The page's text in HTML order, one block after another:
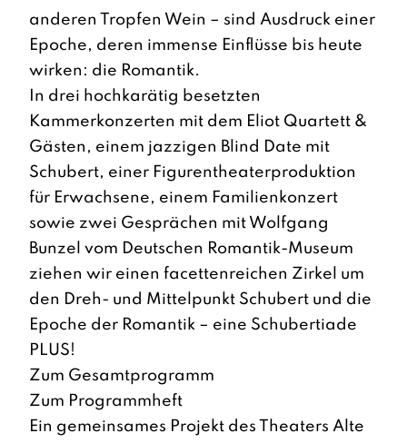
anderen Tropfen Wein – sind Ausdruck einer
Epoche, deren immense Einflüsse bis heute
wirken: die Romantik.
In drei hochkarätig besetzten
Kammerkonzerten mit dem Eliot Quartett &
Gästen, einem jazzigen Blind Date mit
Schubert, einer Figurentheaterproduktion
für Erwachsene, einem Familienkonzert
sowie zwei Gesprächen mit Wolfgang
Bunzel vom Deutschen Romantik-Museum
ziehen wir einen facettenreichen Zirkel um
den Dreh- und Mittelpunkt Schubert und die
Epoche der Romantik – eine Schubertiade
PLUS!
Zum Gesamtprogramm
Zum Programmheft
Ein gemeinsames Projekt des Theaters Alte